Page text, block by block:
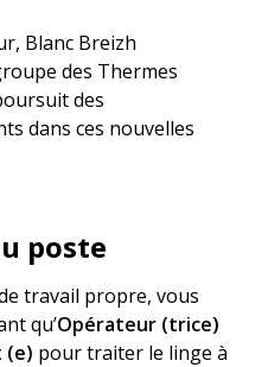
Blanc Breizh
des Thermes
des
dans ces nouvelles
poste
travail propre, vous
qu’Opérateur (trice)
(e) pour traiter le linge à